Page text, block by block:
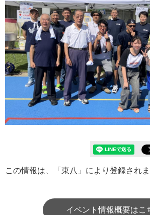
この情報は、「 東八 」により登録されま
イベント情報概要はこ